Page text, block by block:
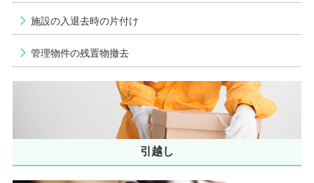
施設の入退去時の片付け
管理物件の残置物撤去
引越し